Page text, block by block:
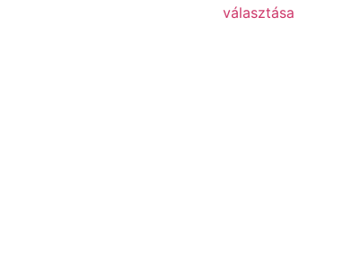
választása